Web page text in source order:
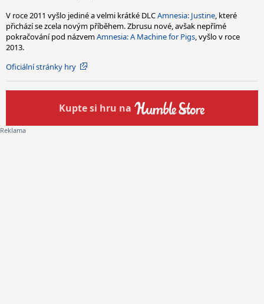
V roce 2011 vyšlo jediné a velmi krátké DLCAmnesia: Justine, které
přichází se zcela novým příběhem. Zbrusu nové, avšak nepřímé
pokračování pod názvemAmnesia: A Machine for Pigs, vyšlo v roce
2013.
Oficiální stránky hry
Kuptesi hru na